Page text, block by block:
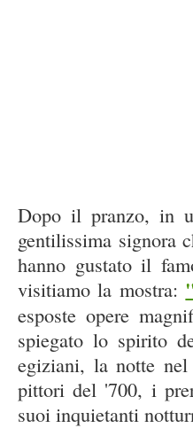
Dopo il pranzo, in
gentilissima signora
hanno gustato il
visitiamo la mostra:
esposte opere
spiegato lo spirito
egiziani, la notte
pittori del '700, i
suoi inquietanti